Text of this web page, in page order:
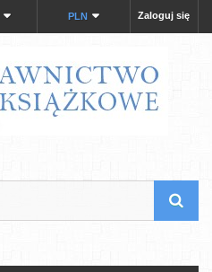
Zaloguj się
PLN